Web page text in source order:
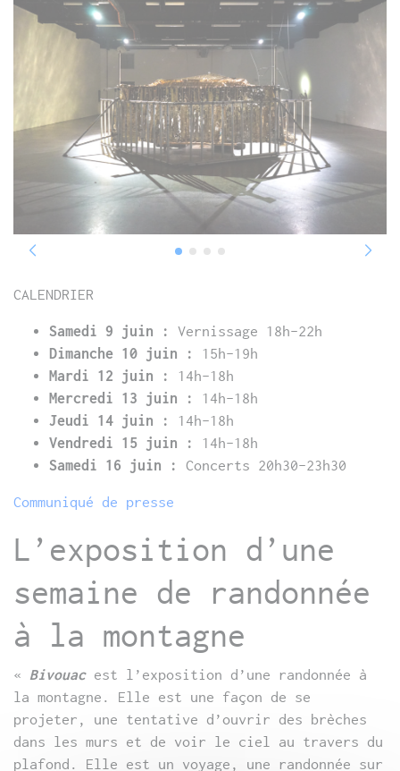
CALENDRIER
Samedi 9 juin : Vernissage 18h-22h
Dimanche 10 juin :
15h-19h
Mardi 12 juin :
14h-18h
Mercredi 13 juin :
14h-18h
Jeudi 14 juin :
14h-18h
Vendredi 15 juin :
14h-18h
Samedi 16 juin : Concerts 20h30-23h30
Communiqué de presse
L’exposition d’une
semaine de randonnée
à la montagne
« Bivouacest l’exposition d’une randonnée à
la montagne. Elle est une façon de se
projeter, une tentative d’ouvrir des brèches
dans les murs et de voir le ciel au travers du
plafond. Elle est un voyage, une randonnée sur